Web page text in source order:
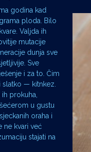
godina kad
ploda. Bilo
Valjda ih
mutacije
dunja sve
Sve
i za to. Čim
slatko — kitnkez.
prokuha,
u gustu
oraha i
ne kvari već
stajati na